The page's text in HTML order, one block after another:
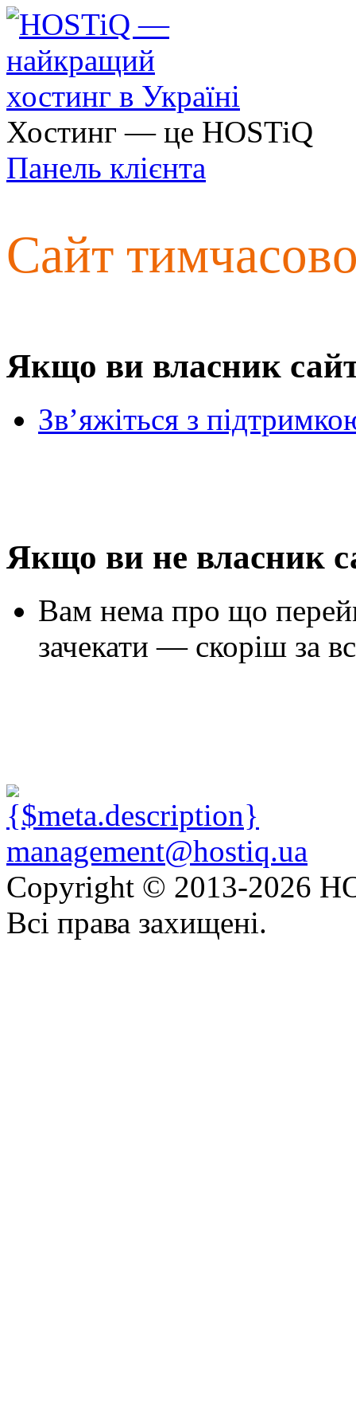
Хостинг — це HOSTiQ
Панель клієнта
Сайт
Якщо ви власник
Зв’яжіться з
Якщо ви не власник
Вам нема про що
зачекати — скоріш за
management@hostiq.ua
Copyright © 2013-2026
Всі права захищені.